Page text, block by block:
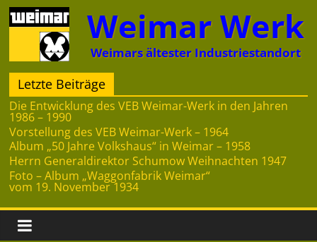
Zum
Inhalt
springen
Weimar Werk
Weimars ältester Industriestandort
Letzte Beiträge
Die Entwicklung des VEB Weimar-Werk in den Jahren
1986 – 1990
Vorstellung des VEB Weimar-Werk – 1964
Album „50 Jahre Volkshaus“ in Weimar – 1958
Herrn Generaldirektor Schumow Weihnachten 1947
Foto – Album „Waggonfabrik Weimar“
vom 19. November 1934